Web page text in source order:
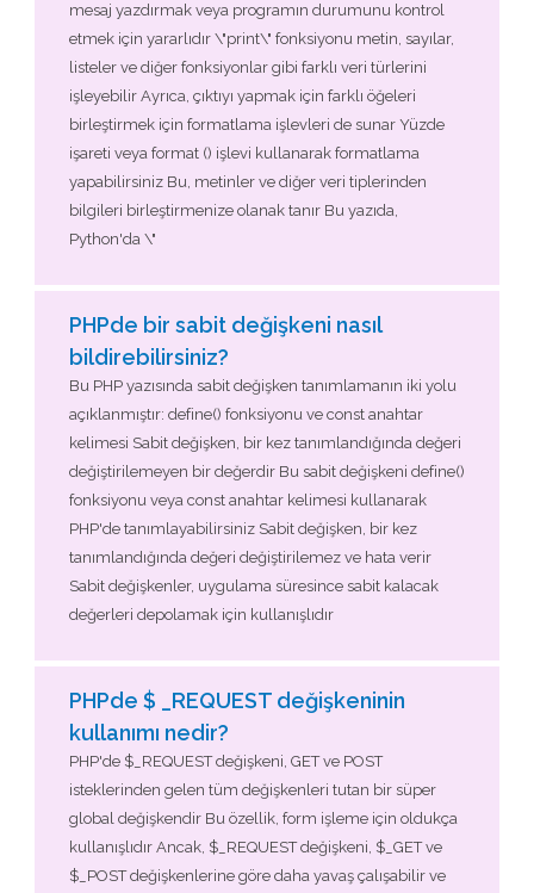
mesaj yazdırmak veya programın durumunu kontrol
etmek için yararlıdır \"print\" fonksiyonu metin, sayılar,
listeler ve diğer fonksiyonlar gibi farklı veri türlerini
işleyebilir Ayrıca, çıktıyı yapmak için farklı öğeleri
birleştirmek için formatlama işlevleri de sunar Yüzde
işareti veya format () işlevi kullanarak formatlama
yapabilirsiniz Bu, metinler ve diğer veri tiplerinden
bilgileri birleştirmenize olanak tanır Bu yazıda,
Python'da \"
PHPde bir sabit değişkeni nasıl
bildirebilirsiniz?
Bu PHP yazısında sabit değişken tanımlamanın iki yolu
açıklanmıştır: define() fonksiyonu ve const anahtar
kelimesi Sabit değişken, bir kez tanımlandığında değeri
değiştirilemeyen bir değerdir Bu sabit değişkeni define()
fonksiyonu veya const anahtar kelimesi kullanarak
PHP'de tanımlayabilirsiniz Sabit değişken, bir kez
tanımlandığında değeri değiştirilemez ve hata verir
Sabit değişkenler, uygulama süresince sabit kalacak
değerleri depolamak için kullanışlıdır
PHPde $ _REQUEST değişkeninin
kullanımı nedir?
PHP'de $_REQUEST değişkeni, GET ve POST
isteklerinden gelen tüm değişkenleri tutan bir süper
global değişkendir Bu özellik, form işleme için oldukça
kullanışlıdır Ancak, $_REQUEST değişkeni, $_GET ve
$_POST değişkenlerine göre daha yavaş çalışabilir ve